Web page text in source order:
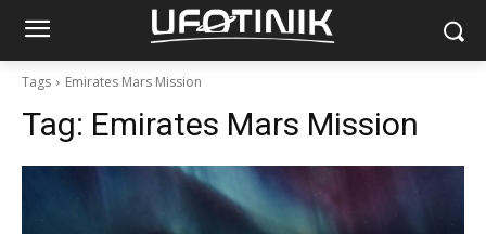
Tags Emirates Mars Mission
Tag: Emirates Mars Mission